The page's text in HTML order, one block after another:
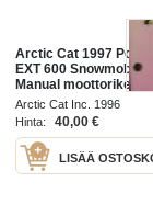
Arctic Cat 1997
EXT 600 Snowmobile
Manual moottorikelkka
korjaamokäsikirja.
Arctic Cat Inc. 1996
Hinta:
40,00 €
LISÄÄ